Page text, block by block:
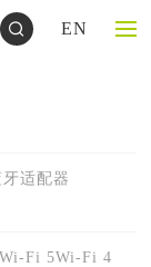
EN
牙适配器
Wi-Fi 5Wi-Fi 4